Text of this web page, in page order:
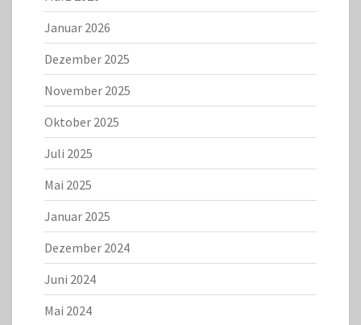
Januar 2026
Dezember 2025
November 2025
Oktober 2025
Juli 2025
Mai 2025
Januar 2025
Dezember 2024
Juni 2024
Mai 2024